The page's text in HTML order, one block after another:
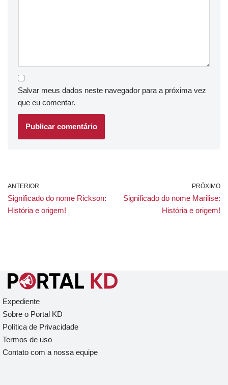
Salvar meus dados neste navegador para a próxima vez
que eu comentar.
ANTERIOR
Significado do nome Rickson:
História e origem!
PRÓXIMO
Significado do nome Marilise:
História e origem!
Expediente
Sobre o Portal KD
Política de Privacidade
Termos de uso
Contato com a nossa equipe